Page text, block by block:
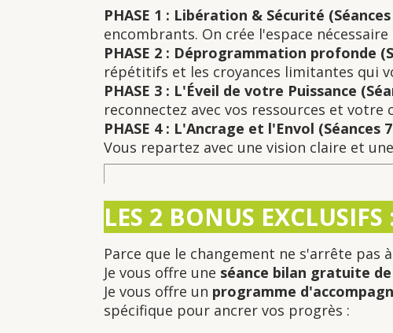
PHASE 1 : Libération & Sécurité
encombrants. On crée l'espace
PHASE 2 : Déprogrammation profonde
répétitifs et les croyances limitantes qui
PHASE 3 : L'Éveil de votre Puissance
reconnectez avec vos ressources et votre
PHASE 4 : L'Ancrage et l'Envol (Séances
Vous repartez avec une vision claire et
LES 2 BONUS EXCLUSIFS
Parce que le changement ne s'arrête pas
Je vous offre une séance bilan gratuite de
Je vous offre un programme
spécifique pour ancrer vos progrès :